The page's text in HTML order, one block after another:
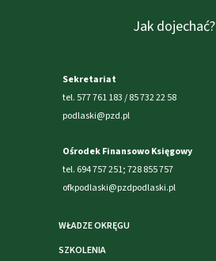
Jak dojechać?
Sekretariat
tel. 577 761 183 / 85 732 22 58
podlaski@pzd.pl
Ośrodek Finansowo Księgowy
tel. 694 757 251; 728 855 757
ofkpodlaski@pzdpodlaski.pl
WŁADZE OKRĘGU
SZKOLENIA